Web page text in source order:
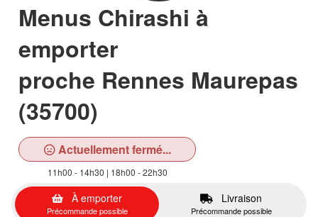
Menus Chirashi à
emporter
proche Rennes Maurepas
(35700)
Actuellement fermé...
11h00 - 14h30 | 18h00 - 22h30
À emporter
Précommande possible
Livraison
Précommande possible